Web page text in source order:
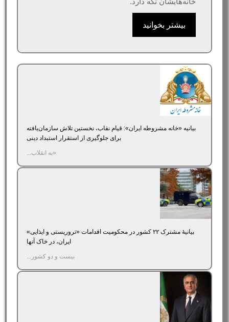
بیشتر بخوانید
بیانیه «خانه مشروطه ایران»‌: قیام نقاب، نخستین تلاش سازمان‌یافته
برای جلوگیری از استقرار استبداد دینی
«به انقلاب...
بیانیۀ مشترک ۲۲ کشور در محکومیت اقدامات «تروریستی و ایذایی»
ایران، در خاک آنها
بیست و دو کشور...